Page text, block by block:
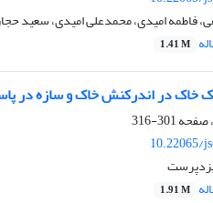
فاطمه امیدی، محمدعلی امیدی، سعید
1.41 M
در اندرکنش خاک و سازه در پاسخ
301-316
10.22065/
1.91 M